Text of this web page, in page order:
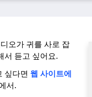
오가 귀를 사로 잡
서 듣고 싶어요.
싶다면 웹 사이트에
서.